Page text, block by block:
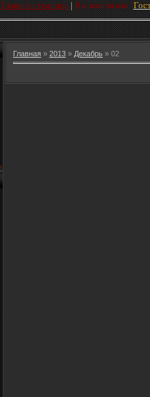
Главная страница | Вы вошли как "
Главная » 2013 » Декабрь » 02